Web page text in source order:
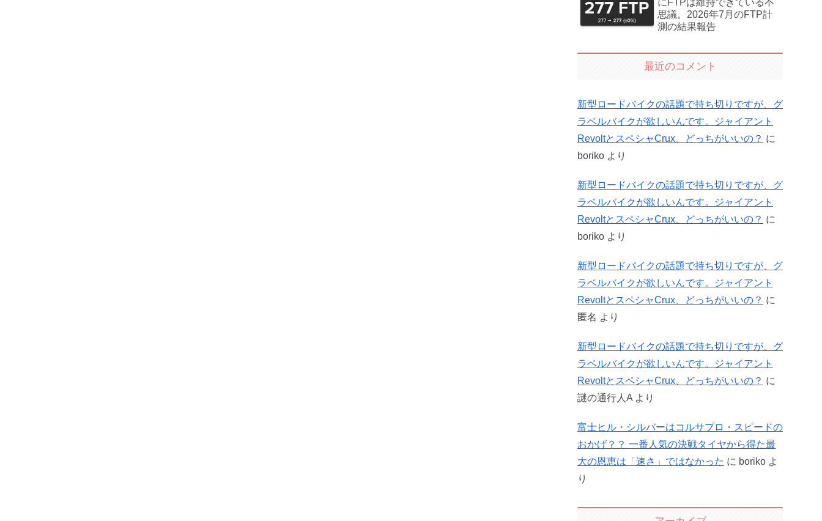
にFTPは維持できている不
思議。2026年7月のFTP計
測の結果報告
最近のコメント
新型ロードバイクの話題で持ち切りですが、グ
ラベルバイクが欲しいんです。ジャイアント
RevoltとスペシャCrux、どっちがいいの？ に
boriko より
新型ロードバイクの話題で持ち切りですが、グ
ラベルバイクが欲しいんです。ジャイアント
RevoltとスペシャCrux、どっちがいいの？ に
boriko より
新型ロードバイクの話題で持ち切りですが、グ
ラベルバイクが欲しいんです。ジャイアント
RevoltとスペシャCrux、どっちがいいの？ に
匿名 より
新型ロードバイクの話題で持ち切りですが、グ
ラベルバイクが欲しいんです。ジャイアント
RevoltとスペシャCrux、どっちがいいの？ に
謎の通行人A より
富士ヒル・シルバーはコルサプロ・スピードの
おかげ？？ 一番人気の決戦タイヤから得た最
大の恩恵は「速さ」ではなかった に boriko よ
り